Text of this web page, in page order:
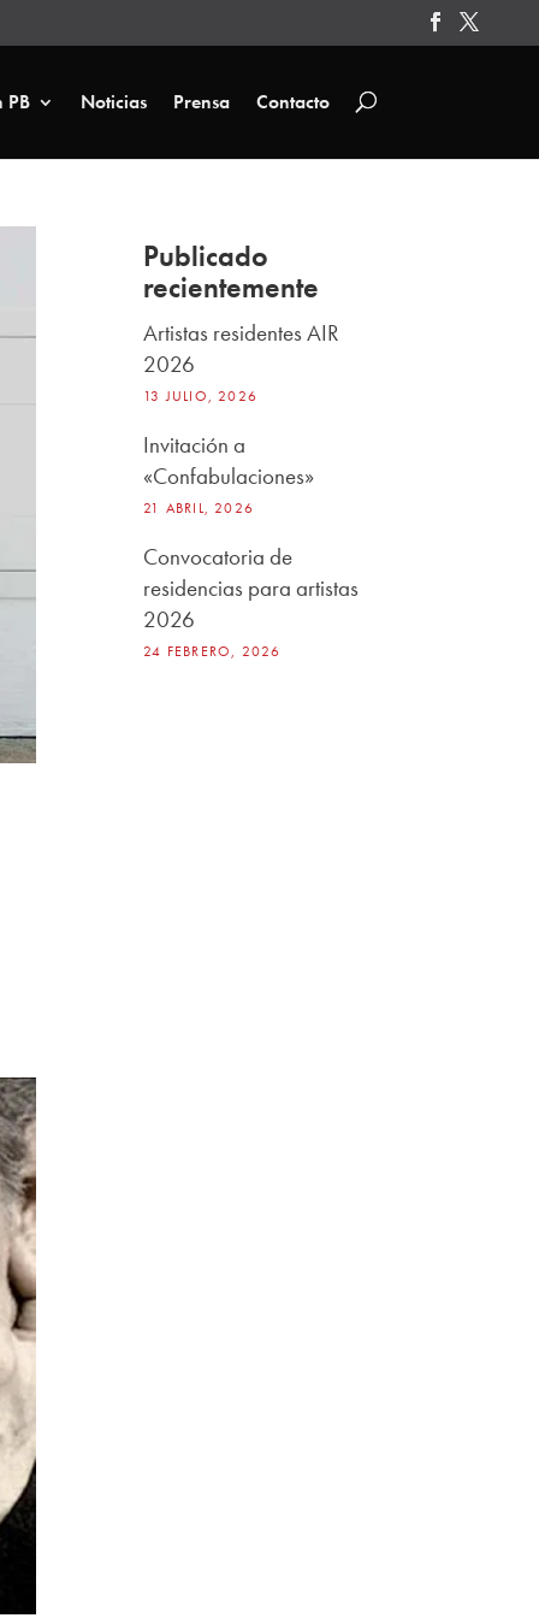
PB Noticias Prensa Contacto
Publicado
recientemente
Artistas residentes AIR
2026
13 JULIO, 2026
Invitación a
«Confabulaciones»
21 ABRIL, 2026
Convocatoria de
residencias para artistas
2026
24 FEBRERO, 2026